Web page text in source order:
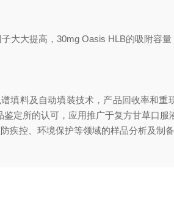
大提高，30mg Oasis HLB的吸附容量
料及自动填装技术，产品回收率和重
定所的认可，应用推广于复方甘草口服
疾控、环境保护等领域的样品分析及制备